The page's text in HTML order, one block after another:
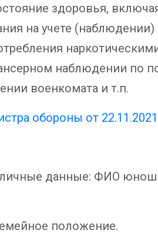
здоровья,
на учете (наблюдении)
наблюдении по
военкомата и т.п.
обороны от
данные: ФИО
положение.